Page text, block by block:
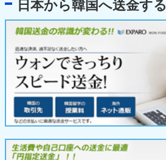
日本から韓国へ送金する